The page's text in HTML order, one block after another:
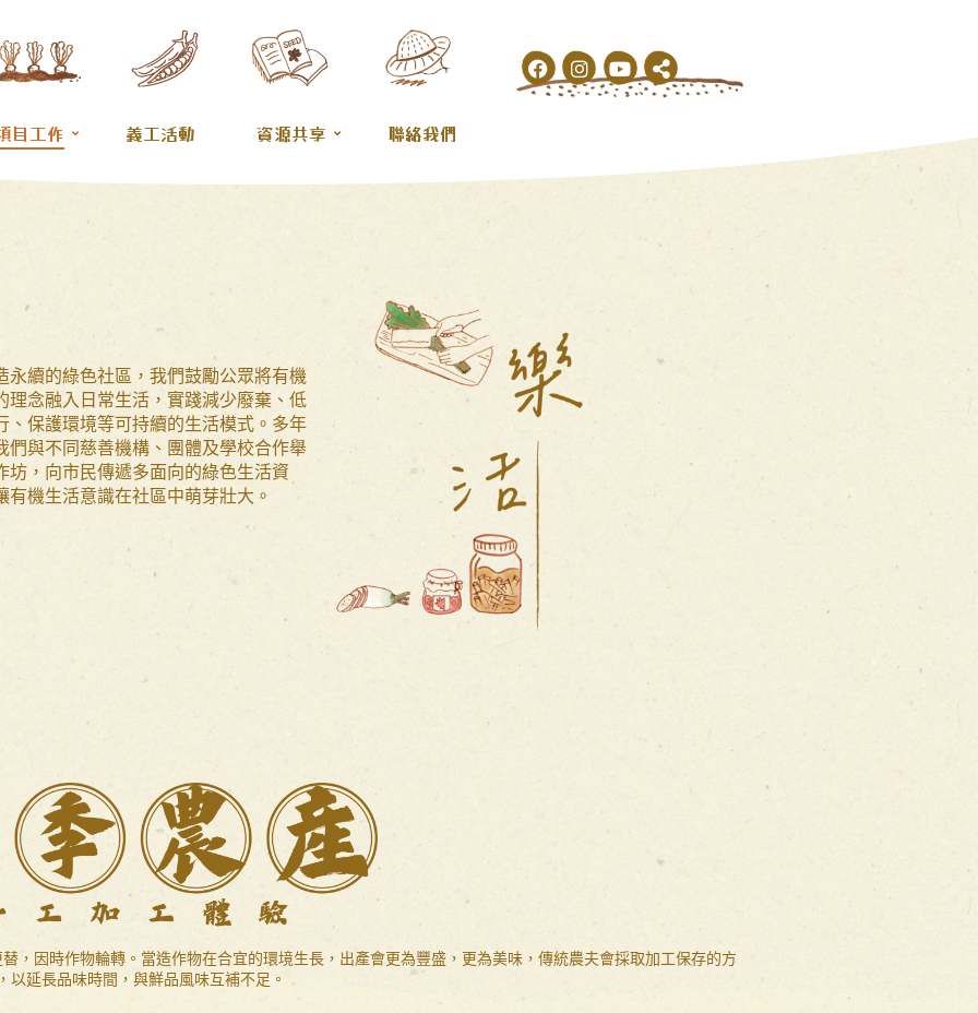
目工作 義工活動 資源共享 聯絡我們
永續的綠色社區，我們鼓勵公眾將有機
理念融入日常生活，實踐減少廢棄、低
、保護環境等可持續的生活模式。多年
們與不同慈善機構、團體及學校合作舉
坊，向市民傳遞多面向的綠色生活資
有機生活意識在社區中萌芽壯大。
，因時作物輪轉。當造作物在合宜的環境生長，出產會更為豐盛，更為美味，傳統農夫會採取加工保存的方
以延長品味時間，與鮮品風味互補不足。